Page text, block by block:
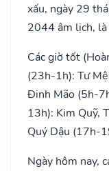
xấu, ngày 29
2044 âm lịch, là
Các giờ tốt
(23h-1h): Tư
Đinh Mão (5h-
13h): Kim Quỹ,
Quý Dậu (17h-
Ngày hôm nay,